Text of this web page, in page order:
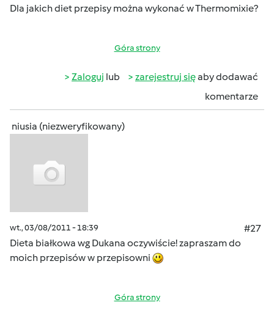
Dla jakich diet przepisy można wykonać w Thermomixie?
Góra strony
Zaloguj lub zarejestruj sięaby dodawać
komentarze
niusia (niezweryfikowany)
wt., 03/08/2011 - 18:39
#27
Dieta białkowa wg Dukana oczywiście! zapraszam do
moich przepisów w przepisowni
Góra strony